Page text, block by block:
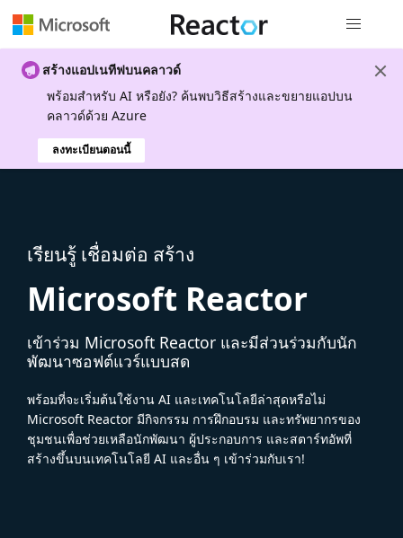
สร้างแอปเนทีฟบนคลาวด์
พร้อมสําหรับ AI หรือยัง? ค้นพบวิธีสร้างและขยายแอปบน
คลาวด์ด้วย Azure
ลงทะเบียนตอนนี้
เรียนรู้ เชื่อมต่อ สร้าง
Microsoft Reactor
เข้าร่วม Microsoft Reactor และมีส่วนร่วมกับนัก
พัฒนาซอฟต์แวร์แบบสด
พร้อมที่จะเริ่มต้นใช้งาน AI และเทคโนโลยีล่าสุดหรือไม่
Microsoft Reactor มีกิจกรรม การฝึกอบรม และทรัพยากรของ
ชุมชนเพื่อช่วยเหลือนักพัฒนา ผู้ประกอบการ และสตาร์ทอัพที่
สร้างขึ้นบนเทคโนโลยี AI และอื่น ๆ เข้าร่วมกับเรา!